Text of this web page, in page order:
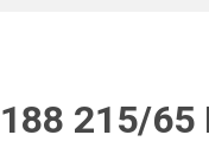
215/65